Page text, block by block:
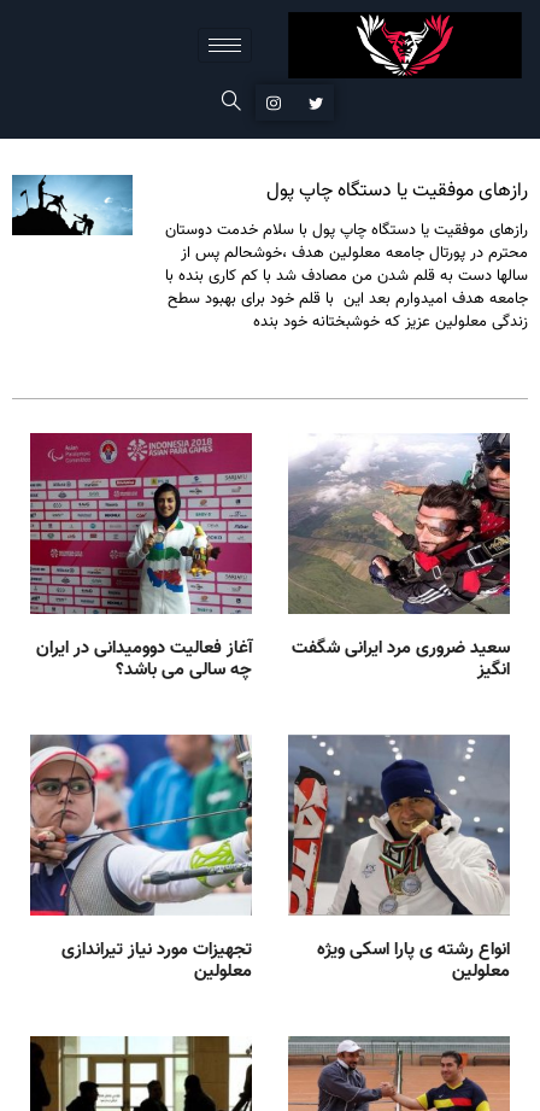
رازهای موفقیت یا دستگاه چاپ پول
رازهای موفقیت یا دستگاه چاپ پول با سلام خدمت دوستان
محترم در پورتال جامعه معلولین هدف ،خوشحالم پس از
سالها دست به قلم شدن من مصادف شد با کم کاری بنده با
جامعه هدف امیدوارم بعد این با قلم خود برای بهبود سطح
زندگی معلولین عزیز که خوشبختانه خود بنده
آغاز فعالیت دوومیدانی در ایران
چه سالی می باشد؟
سعید ضروری مرد ایرانی شگفت
انگیز
تجهیزات مورد نیاز تیراندازی
معلولین
انواع رشته ی پارا اسکی ویژه
معلولین